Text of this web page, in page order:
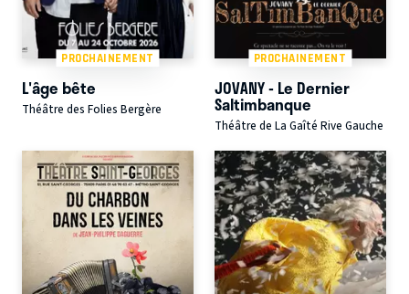
PROCHAINEMENT
L'âge bête
Théâtre des Folies Bergère
PROCHAINEMENT
JOVANY - Le Dernier
Saltimbanque
Théâtre de La Gaîté Rive Gauche